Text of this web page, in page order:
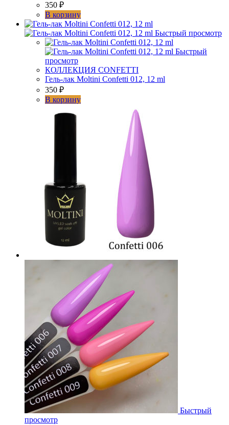
350 ₽
В корзину
Быстрый просмотр
Быстрый
просмотр
КОЛЛЕКЦИЯ CONFETTI
Гель-лак Moltini Confetti 012, 12 ml
350 ₽
В корзину
Быстрый
просмотр